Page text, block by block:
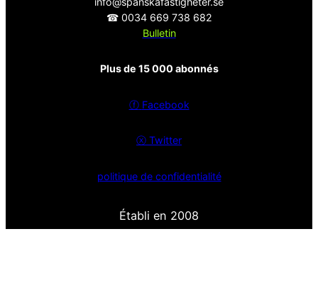
☎ 0034 669 738 682
Bulletin
Plus de 15 000 abonnés
ⓕ Facebook
ⓧ Twitter
politique de confidentialité
Établi en 2008